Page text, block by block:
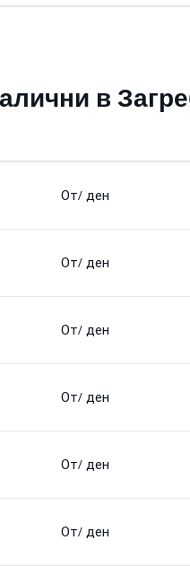
в
От/ ден
От/ ден
От/ ден
От/ ден
От/ ден
От/ ден